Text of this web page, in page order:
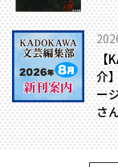
【
介
ー
さ